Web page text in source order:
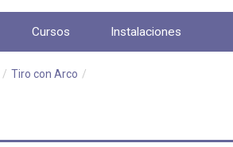
Cursos Instalaciones
/ Tiro con Arco /